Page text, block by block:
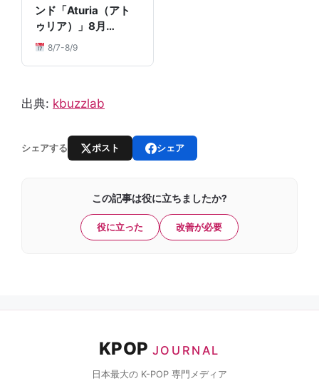
ンド「Aturia（アト
ゥリア）」8月…
8/7-8/9
出典: kbuzzlab
シェアする ポスト シェア
この記事は役に立ちましたか?
役に立った 改善が必要
KPOP JOURNAL
日本最大の K-POP 専門メディア